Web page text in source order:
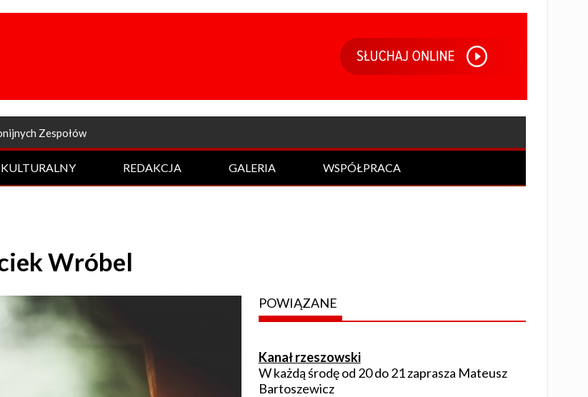
Nocy
REDAKCJA GALERIA WSPÓŁPRACA
Wróbel
POWIĄZANE
Kanał rzeszowski
W każdą środę od 20 do 21 zaprasza Mateusz
Bartoszewicz